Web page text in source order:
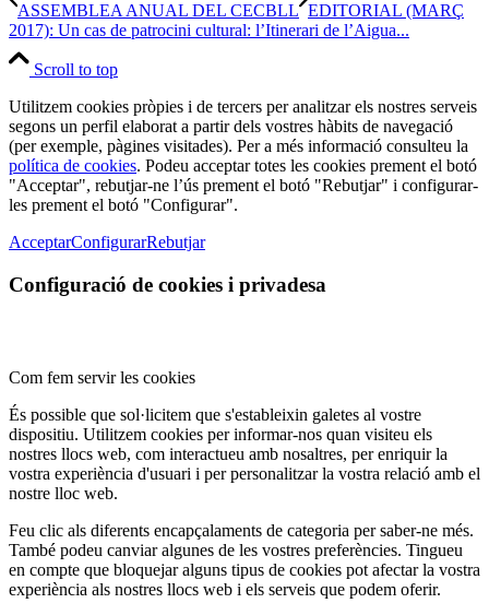
ASSEMBLEA ANUAL DEL CECBLL EDITORIAL (MARÇ
2017): Un cas de patrocini cultural: l’Itinerari de l’Aigua...
Scroll to top
Utilitzem cookies pròpies i de tercers per analitzar els nostres serveis
segons un perfil elaborat a partir dels vostres hàbits de navegació
(per exemple, pàgines visitades). Per a més informació consulteu la
política de cookies. Podeu acceptar totes les cookies prement el botó
"Acceptar", rebutjar-ne l’ús prement el botó "Rebutjar" i configurar-
les prement el botó "Configurar".
AcceptarConfigurarRebutjar
Configuració de cookies i privadesa
Com fem servir les cookies
És possible que sol·licitem que s'estableixin galetes al vostre
dispositiu. Utilitzem cookies per informar-nos quan visiteu els
nostres llocs web, com interactueu amb nosaltres, per enriquir la
vostra experiència d'usuari i per personalitzar la vostra relació amb el
nostre lloc web.
Feu clic als diferents encapçalaments de categoria per saber-ne més.
També podeu canviar algunes de les vostres preferències. Tingueu
en compte que bloquejar alguns tipus de cookies pot afectar la vostra
experiència als nostres llocs web i els serveis que podem oferir.